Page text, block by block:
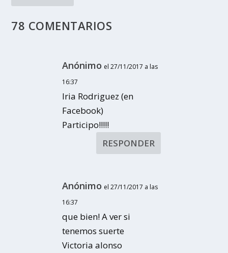
78 COMENTARIOS
Anónimo el 27/11/2017 a las
16:37
Iria Rodriguez (en
Facebook)
Participo!!!!!
RESPONDER
Anónimo el 27/11/2017 a las
16:37
que bien! A ver si
tenemos suerte
Victoria alonso